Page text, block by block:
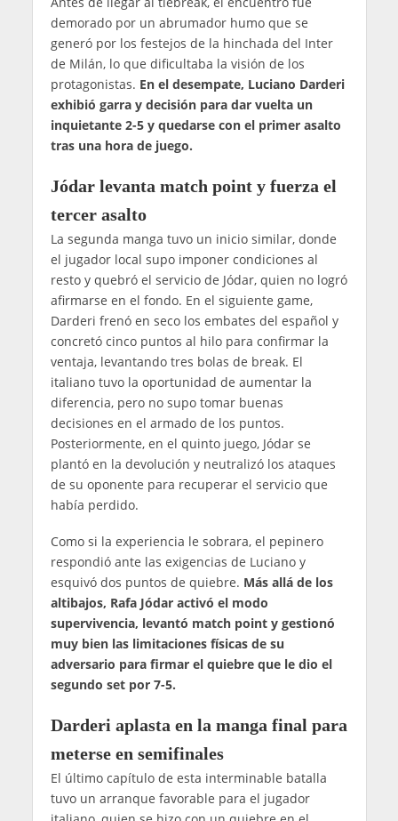
demorado por un abrumador humo que se
generó por los festejos de la hinchada del Inter
de Milán, lo que dificultaba la visión de los
protagonistas. En el desempate, Luciano Darderi
exhibió garra y decisión para dar vuelta un
inquietante 2-5 y quedarse con el primer asalto
tras una hora de juego.
Jódar levanta match point y fuerza el
tercer asalto
La segunda manga tuvo un inicio similar, donde
el jugador local supo imponer condiciones al
resto y quebró el servicio de Jódar, quien no logró
afirmarse en el fondo. En el siguiente game,
Darderi frenó en seco los embates del español y
concretó cinco puntos al hilo para confirmar la
ventaja, levantando tres bolas de break. El
italiano tuvo la oportunidad de aumentar la
diferencia, pero no supo tomar buenas
decisiones en el armado de los puntos.
Posteriormente, en el quinto juego, Jódar se
plantó en la devolución y neutralizó los ataques
de su oponente para recuperar el servicio que
había perdido.
Como si la experiencia le sobrara, el pepinero
respondió ante las exigencias de Luciano y
esquivó dos puntos de quiebre. Más allá de los
altibajos, Rafa Jódar activó el modo
supervivencia, levantó match point y gestionó
muy bien las limitaciones físicas de su
adversario para firmar el quiebre que le dio el
segundo set por 7-5.
Darderi aplasta en la manga final para
meterse en semifinales
El último capítulo de esta interminable batalla
tuvo un arranque favorable para el jugador